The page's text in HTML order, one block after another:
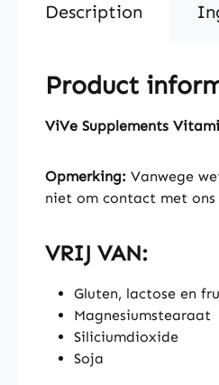
Description
Product
ViVe Supplements
Opmerking: Vanwege
niet om contact met
VRIJ VAN:
Gluten, lactose en
Magnesiumstearaat
Siliciumdioxide
Soja